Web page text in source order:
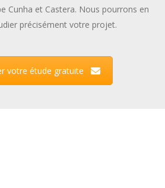
Cunha et Castera. Nous pourrons en
précisément votre projet.
votre étude gratuite